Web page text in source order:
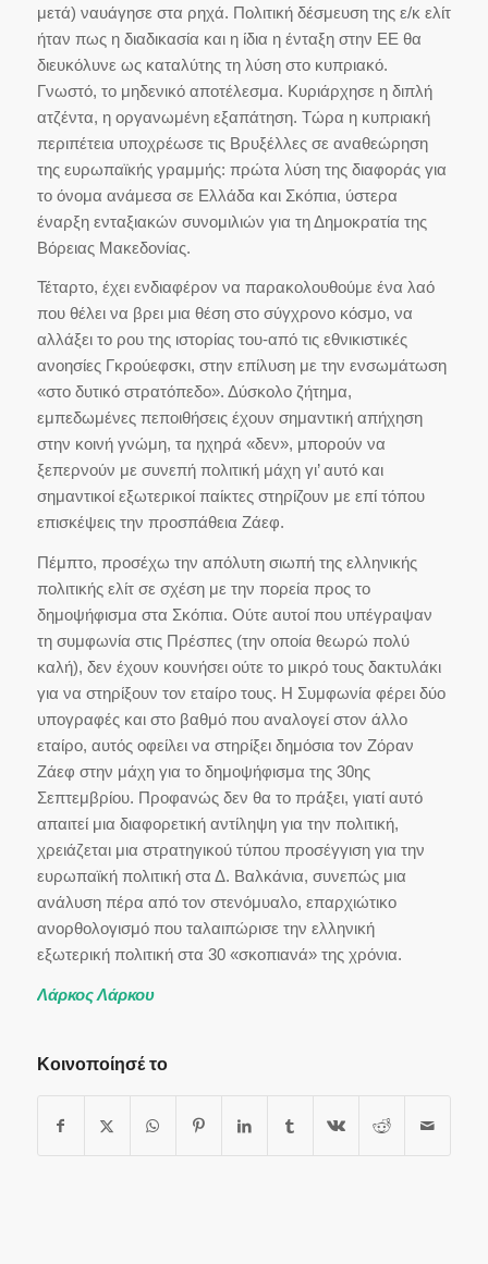
μετά) ναυάγησε στα ρηχά. Πολιτική δέσμευση της ε/κ ελίτ
ήταν πως η διαδικασία και η ίδια η ένταξη στην ΕΕ θα
διευκόλυνε ως καταλύτης τη λύση στο κυπριακό.
Γνωστό, το μηδενικό αποτέλεσμα. Κυριάρχησε η διπλή
ατζέντα, η οργανωμένη εξαπάτηση. Τώρα η κυπριακή
περιπέτεια υποχρέωσε τις Βρυξέλλες σε αναθεώρηση
της ευρωπαϊκής γραμμής: πρώτα λύση της διαφοράς για
το όνομα ανάμεσα σε Ελλάδα και Σκόπια, ύστερα
έναρξη ενταξιακών συνομιλιών για τη Δημοκρατία της
Βόρειας Μακεδονίας.
Τέταρτο, έχει ενδιαφέρον να παρακολουθούμε ένα λαό
που θέλει να βρει μια θέση στο σύγχρονο κόσμο, να
αλλάξει το ρου της ιστορίας του-από τις εθνικιστικές
ανοησίες Γκρούεφσκι, στην επίλυση με την ενσωμάτωση
«στο δυτικό στρατόπεδο». Δύσκολο ζήτημα,
εμπεδωμένες πεποιθήσεις έχουν σημαντική απήχηση
στην κοινή γνώμη, τα ηχηρά «δεν», μπορούν να
ξεπερνούν με συνεπή πολιτική μάχη γι’ αυτό και
σημαντικοί εξωτερικοί παίκτες στηρίζουν με επί τόπου
επισκέψεις την προσπάθεια Ζάεφ.
Πέμπτο, προσέχω την απόλυτη σιωπή της ελληνικής
πολιτικής ελίτ σε σχέση με την πορεία προς το
δημοψήφισμα στα Σκόπια. Ούτε αυτοί που υπέγραψαν
τη συμφωνία στις Πρέσπες (την οποία θεωρώ πολύ
καλή), δεν έχουν κουνήσει ούτε το μικρό τους δακτυλάκι
για να στηρίξουν τον εταίρο τους. Η Συμφωνία φέρει δύο
υπογραφές και στο βαθμό που αναλογεί στον άλλο
εταίρο, αυτός οφείλει να στηρίξει δημόσια τον Ζόραν
Ζάεφ στην μάχη για το δημοψήφισμα της 30ης
Σεπτεμβρίου. Προφανώς δεν θα το πράξει, γιατί αυτό
απαιτεί μια διαφορετική αντίληψη για την πολιτική,
χρειάζεται μια στρατηγικού τύπου προσέγγιση για την
ευρωπαϊκή πολιτική στα Δ. Βαλκάνια, συνεπώς μια
ανάλυση πέρα από τον στενόμυαλο, επαρχιώτικο
ανορθολογισμό που ταλαιπώρισε την ελληνική
εξωτερική πολιτική στα 30 «σκοπιανά» της χρόνια.
Λάρκος Λάρκου
Κοινοποίησέ το